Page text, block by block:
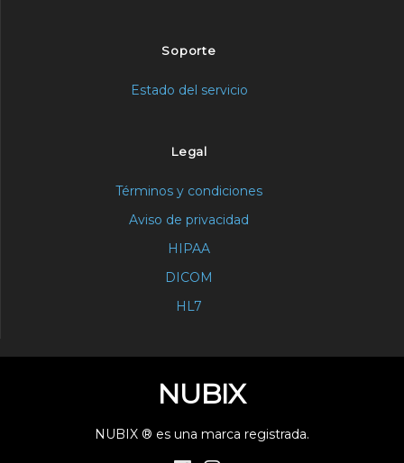
Soporte
Estado del servicio
Legal
Términos y condiciones
Aviso de privacidad
HIPAA
DICOM
HL7
NUBIX
NUBIX ® es una marca registrada.